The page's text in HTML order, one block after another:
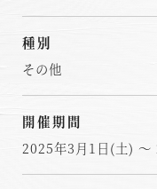
種別
その他
開催期間
2025年3月1日(土)